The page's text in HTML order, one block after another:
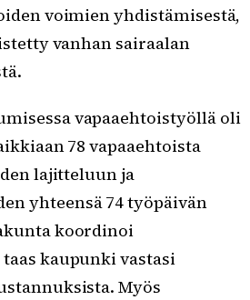
voimien yhdistämisestä,
vanhan sairaalan
vapaaehtoistyöllä oli
78 vapaaehtoista
lajitteluun ja
yhteensä 74 työpäivän
koordinoi
kaupunki vastasi
Myös